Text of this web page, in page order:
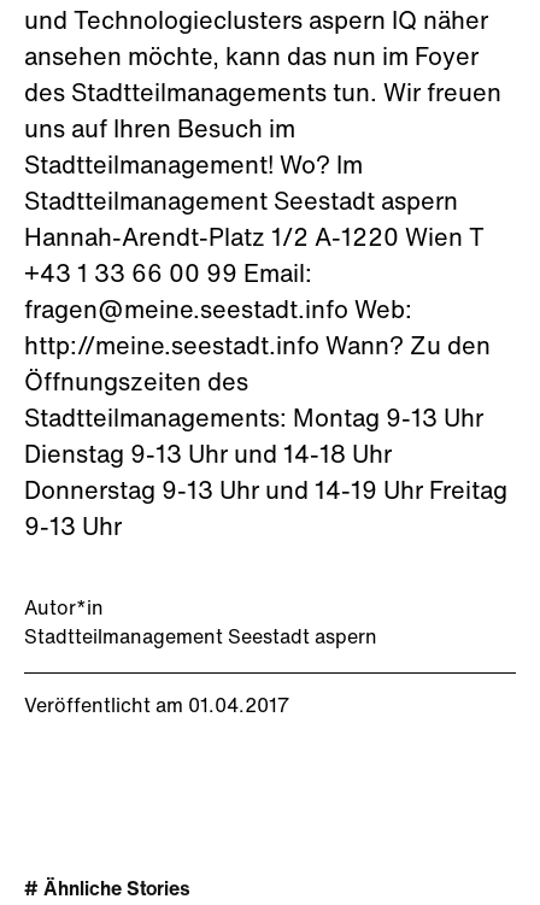
Autor*in
Stadtteilmanagement Seestadt aspern
Veröffentlicht am 01.04.2017
und Technologieclusters aspern IQ näher
ansehen möchte, kann das nun im Foyer
des Stadtteilmanagements tun. Wir freuen
uns auf Ihren Besuch im
Stadtteilmanagement! Wo? Im
Stadtteilmanagement Seestadt aspern
Hannah-Arendt-Platz 1/2 A-1220 Wien T
+43 1 33 66 00 99 Email:
fragen@meine.seestadt.info Web:
http://meine.seestadt.info Wann? Zu den
Öffnungszeiten des
Stadtteilmanagements: Montag 9-13 Uhr
Dienstag 9-13 Uhr und 14-18 Uhr
Donnerstag 9-13 Uhr und 14-19 Uhr Freitag
9-13 Uhr
# Ähnliche Stories